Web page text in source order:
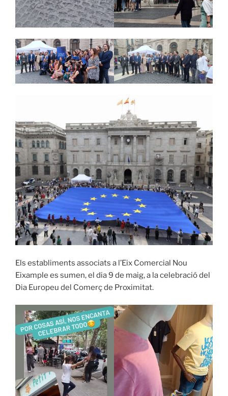
Els establiments associats a l’Eix Comercial Nou
Eixample es sumen, el dia 9 de maig, a la celebració del
Dia Europeu del Comerç de Proximitat.